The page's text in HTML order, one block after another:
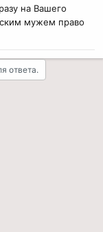
на Вашего
мужем право
ответа.